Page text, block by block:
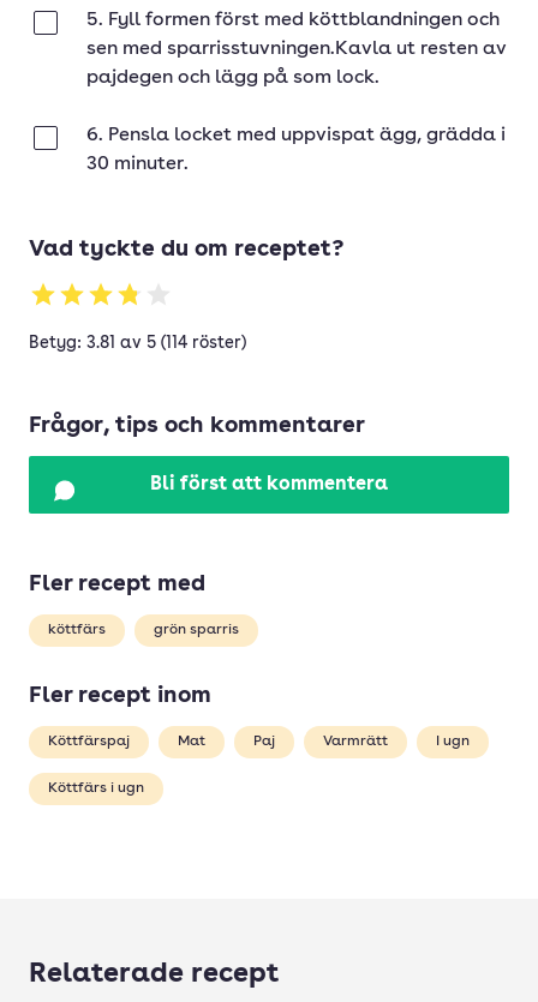
5. Fyll formen först med köttblandningen och
sen med sparrisstuvningen.Kavla ut resten av
pajdegen och lägg på som lock.
6. Pensla locket med uppvispat ägg, grädda i
30 minuter.
Vad tyckte du om receptet?
Betyg: 3.81 av 5 (114 röster)
Frågor, tips och kommentarer
Bli först att kommentera
Fler recept med
köttfärs grön sparris
Fler recept inom
Köttfärspaj Mat Paj Varmrätt I ugn
Köttfärs i ugn
Relaterade recept